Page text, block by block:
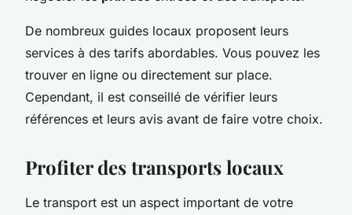
De nombreux guides locaux proposent leurs
services à des tarifs abordables. Vous pouvez les
trouver en ligne ou directement sur place.
Cependant, il est conseillé de vérifier leurs
références et leurs avis avant de faire votre choix.
Profiter des transports locaux
Le transport est un aspect important de votre